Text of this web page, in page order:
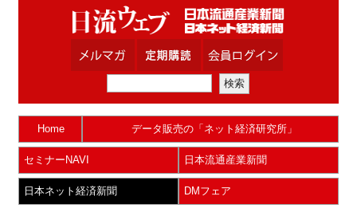
Home データ販売の「ネット経済研究所」
セミナーNAVI 日本流通産業新聞
日本ネット経済新聞 DMフェア